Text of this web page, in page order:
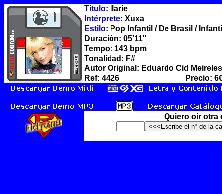
Título: Ilarie
Intérprete: Xuxa
Estilo: Pop Infantil / De Brasil /
Duración: 05'11''
Tempo: 143 bpm
Tonalidad: F#
Autor Original: Eduardo Cid Meireles
Ref: 4426
Precio:
Quiero oir otra